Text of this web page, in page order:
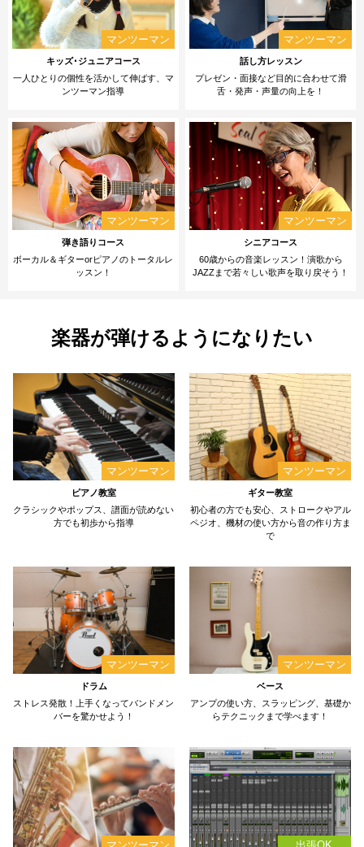
キッズ･ジュニアコース
一人ひとりの個性を活かして伸ばす、マ
ンツーマン指導
話し方レッスン
プレゼン・面接など目的に合わせて滑
舌・発声・声量の向上を！
弾き語りコース
ボーカル＆ギターorピアノのトータルレ
ッスン！
シニアコース
60歳からの音楽レッスン！演歌から
JAZZまで若々しい歌声を取り戻そう！
楽器が弾けるようになりたい
ピアノ教室
クラシックやポップス、譜面が読めない
方でも初歩から指導
ギター教室
初心者の方でも安心、ストロークやアル
ペジオ、機材の使い方から音の作り方ま
で
ドラム
ストレス発散！上手くなってバンドメン
バーを驚かせよう！
ベース
アンプの使い方、スラッピング、基礎か
らテクニックまで学べます！